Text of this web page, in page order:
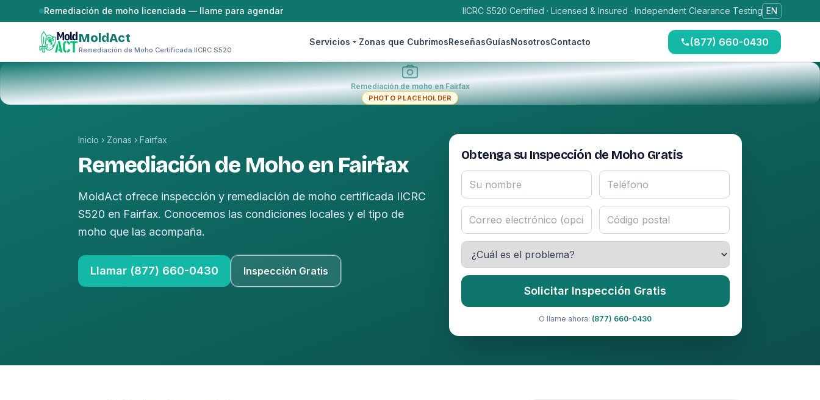
Saltar al contenidoRemediación de moho licenciada — llame para agendar IICRC S520 Certified · Licensed & Insured · Independent Clearance Testing EN
MoldAct
Remediación de Moho Certificada IICRC S520
Servicios Zonas que CubrimosReseñasGuíasNosotrosContacto (877) 660-0430
Remediación de moho en Fairfax
PHOTO PLACEHOLDER
Inicio › Zonas › Fairfax
Remediación de Moho en Fairfax
MoldAct ofrece inspección y remediación de moho certificada IICRC
S520 en Fairfax. Conocemos las condiciones locales y el tipo de
moho que las acompaña.
Llamar (877) 660-0430 Inspección Gratis
Obtenga su Inspección de Moho Gratis
Solicitar Inspección Gratis
O llame ahora: (877) 660-0430